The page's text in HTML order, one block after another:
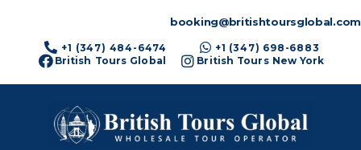
booking@britishtoursglobal.com
+1 (347) 484-6474
+1 (347) 698-6883
British Tours Global
British Tours New York